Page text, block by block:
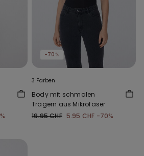
-70%
3 Farben
Body mit schmalen
Trägern aus Mikrofaser
19.95 CHF 5.95 CHF -70%